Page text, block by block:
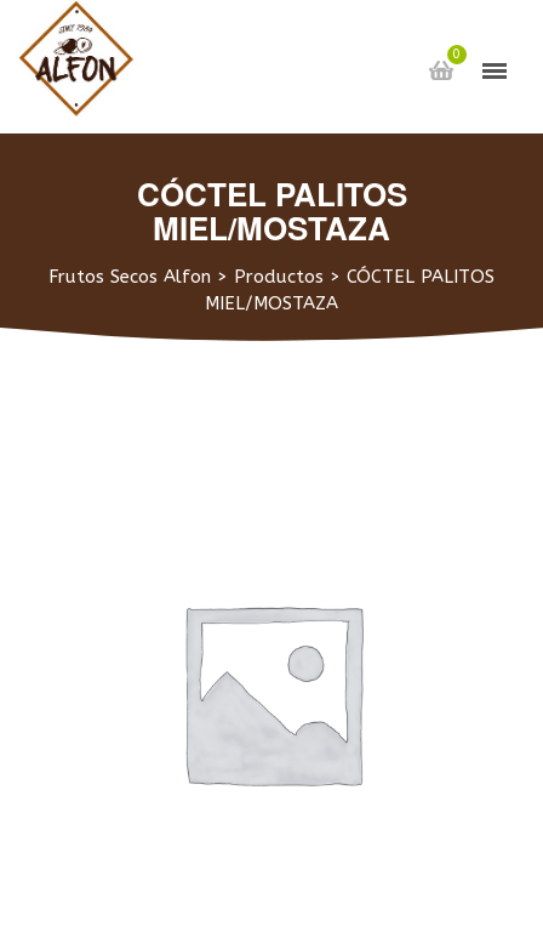
0
CÓCTEL PALITOS
MIEL/MOSTAZA
Frutos Secos Alfon > Productos > CÓCTEL PALITOS
MIEL/MOSTAZA